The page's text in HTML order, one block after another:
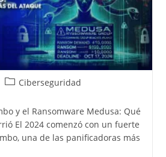
Ciberseguridad
y el Ransomware Medusa: Qué
El 2024 comenzó con un fuerte
una de las panificadoras más